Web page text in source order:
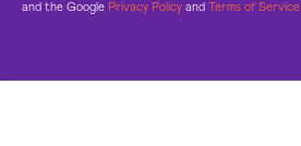
and the Google Privacy Policy and Terms of Service